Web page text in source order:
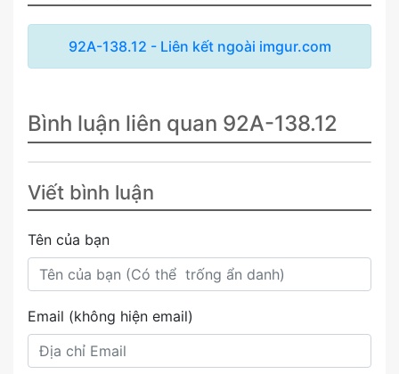
92A-138.12 - Liên kết ngoài imgur.com
Bình luận liên quan 92A-138.12
Viết bình luận
Tên của bạn
Email (không hiện email)